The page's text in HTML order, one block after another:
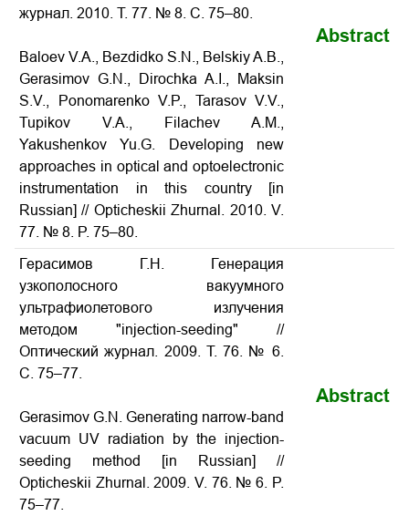
журнал. 2010. Т. 77. № 8. С. 75–80.
Baloev V.A., Bezdidko S.N., Belskiy A.B.,
Gerasimov G.N., Dirochka A.I., Maksin
S.V., Ponomarenko V.P., Tarasov V.V.,
Tupikov V.A., Filachev A.M.,
Yakushenkov Yu.G. Developing new
approaches in optical and optoelectronic
instrumentation in this country [in
Russian] // Opticheskii Zhurnal. 2010. V.
77. № 8. P. 75–80.
Abstract
Герасимов Г.Н. Генерация
узкополосного вакуумного
ультрафиолетового излучения
методом "injection-seeding" //
Оптический журнал. 2009. Т. 76. № 6.
С. 75–77.
Gerasimov G.N. Generating narrow-band
vacuum UV radiation by the injection-
seeding method [in Russian] //
Opticheskii Zhurnal. 2009. V. 76. № 6. P.
75–77.
Abstract